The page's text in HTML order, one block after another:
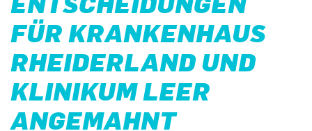
FÜR KRANKENHAUS
RHEIDERLAND UND
KLINIKUM LEER
ANGEMAHNT